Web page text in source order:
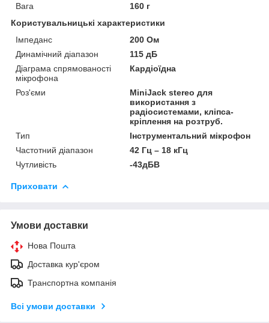
Вага
160 г
Користувальницькі характеристики
Імпеданс
200 Ом
Динамічний діапазон
115 дБ
Діаграма спрямованості
мікрофона
Кардіоїдна
Роз'єми
MiniJack stereo для
використання з
радіосистемами, кліпса-
кріплення на розтруб.
Тип
Інструментальний мікрофон
Частотний діапазон
42 Гц – 18 кГц
Чутливість
-43дБВ
Приховати
Умови доставки
Нова Пошта
Доставка кур'єром
Транспортна компанія
Всі умови доставки